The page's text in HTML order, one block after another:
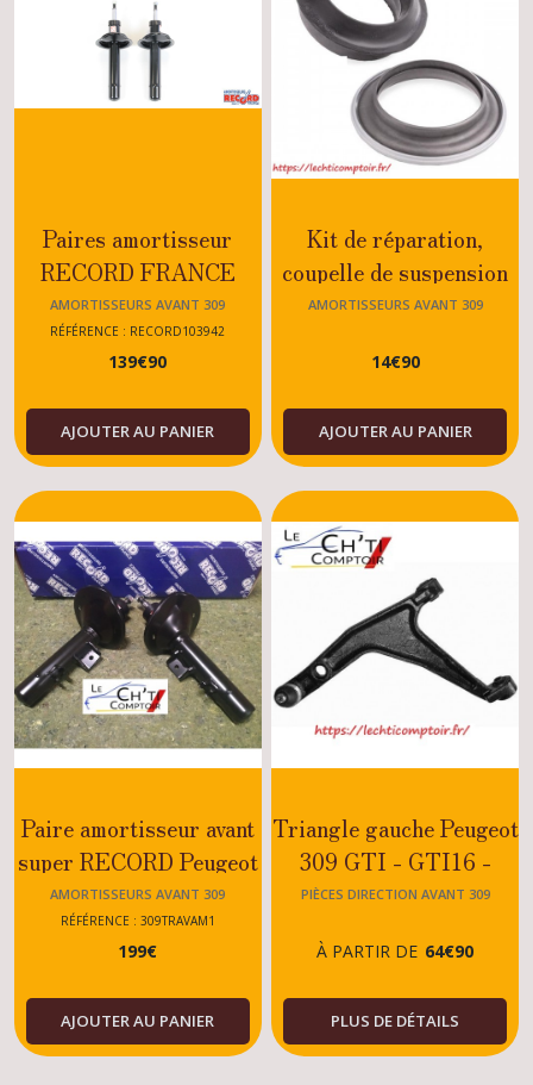
Paires amortisseur
RECORD FRANCE
SUPER Peugeot 309 -
TOUS MODELES
SAUF GTI - CTI ET
DTURBO
AMORTISSEURS AVANT 309
RÉFÉRENCE : RECORD103942
139€90
AJOUTER AU PANIER
Kit de réparation,
coupelle de suspension
Peugeot 309 GTI /
DIESEL/ESSENCE/
MODELES
AMORTISSEURS AVANT 309
14€90
AJOUTER AU PANIER
Paire amortisseur avant
super RECORD Peugeot
309
GTI/GTI16/TURBO
DIESEL
AMORTISSEURS AVANT 309
RÉFÉRENCE : 309TRAVAM1
199€
AJOUTER AU PANIER
Triangle gauche Peugeot
309 GTI - GTI16 -
TURBO-DIESEL
PIÈCES DIRECTION AVANT 309
À PARTIR DE 64€90
PLUS DE DÉTAILS